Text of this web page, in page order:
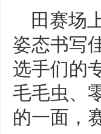
田赛场
姿态书写
选手们的
毛毛虫、
的一面，